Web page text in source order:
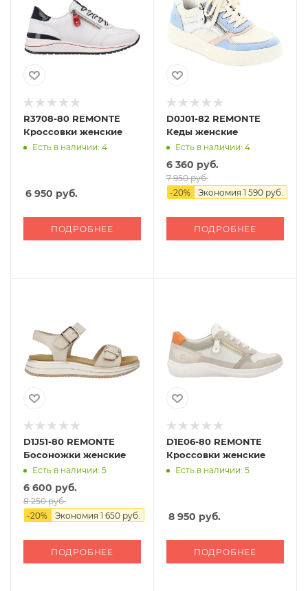
R3708-80 REMONTE
Кроссовки женские
Есть в наличии: 4
6 950 руб.
ПОДРОБНЕЕ
D0J01-82 REMONTE
Кеды женские
Есть в наличии: 4
6 360 руб.
7 950 руб.
-20% Экономия 1 590 руб.
ПОДРОБНЕЕ
D1J51-80 REMONTE
Босоножки женские
Есть в наличии: 5
6 600 руб.
8 250 руб.
-20% Экономия 1 650 руб.
ПОДРОБНЕЕ
D1E06-80 REMONTE
Кроссовки женские
Есть в наличии: 5
8 950 руб.
ПОДРОБНЕЕ